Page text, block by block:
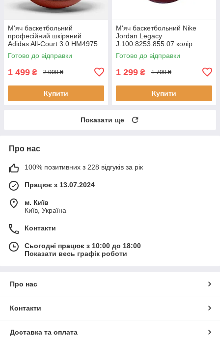
М'яч баскетбольний
професійний шкіряний
Adidas All-Court 3.0 HM4975
(розмір 7)
Готово до відправки
1 499 ₴ 2 000 ₴
Купити
М'яч баскетбольний Nike
Jordan Legacy
J.100.8253.855.07 колір
AMBER/бурштин (розмір 7)
Готово до відправки
1 299 ₴ 1 700 ₴
Купити
Показати ще
Про нас
100% позитивних з 228 відгуків за рік
Працює з 13.07.2024
м. Київ
Київ, Україна
Контакти
Сьогодні працює з 10:00 до 18:00
Показати весь графік роботи
Про нас
Контакти
Доставка та оплата